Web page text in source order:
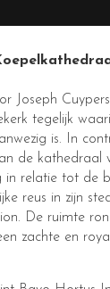
Joseph
tegelijk
is. In
de kathedraal
in relatie tot de
reus in zijn
De ruimte
zachte en